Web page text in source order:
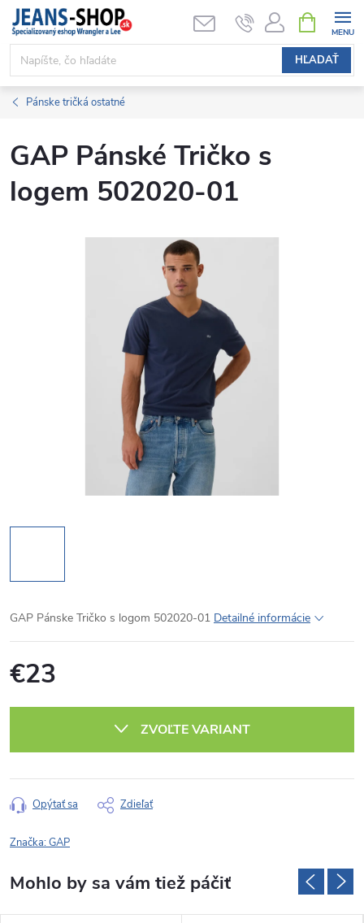
Prejsť
obsah
HĽADAŤ
KOŠÍK
Pánske tričká ostatné
GAP Pánské Tričko s
logem 502020-01
GAP Pánske Tričko s logom 502020-01 Detailné informácie
€23
ZVOĽTE VARIANT
Opýtať sa Zdieľať
Značka:GAP